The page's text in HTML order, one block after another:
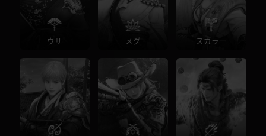
ウサ メグ スカラー